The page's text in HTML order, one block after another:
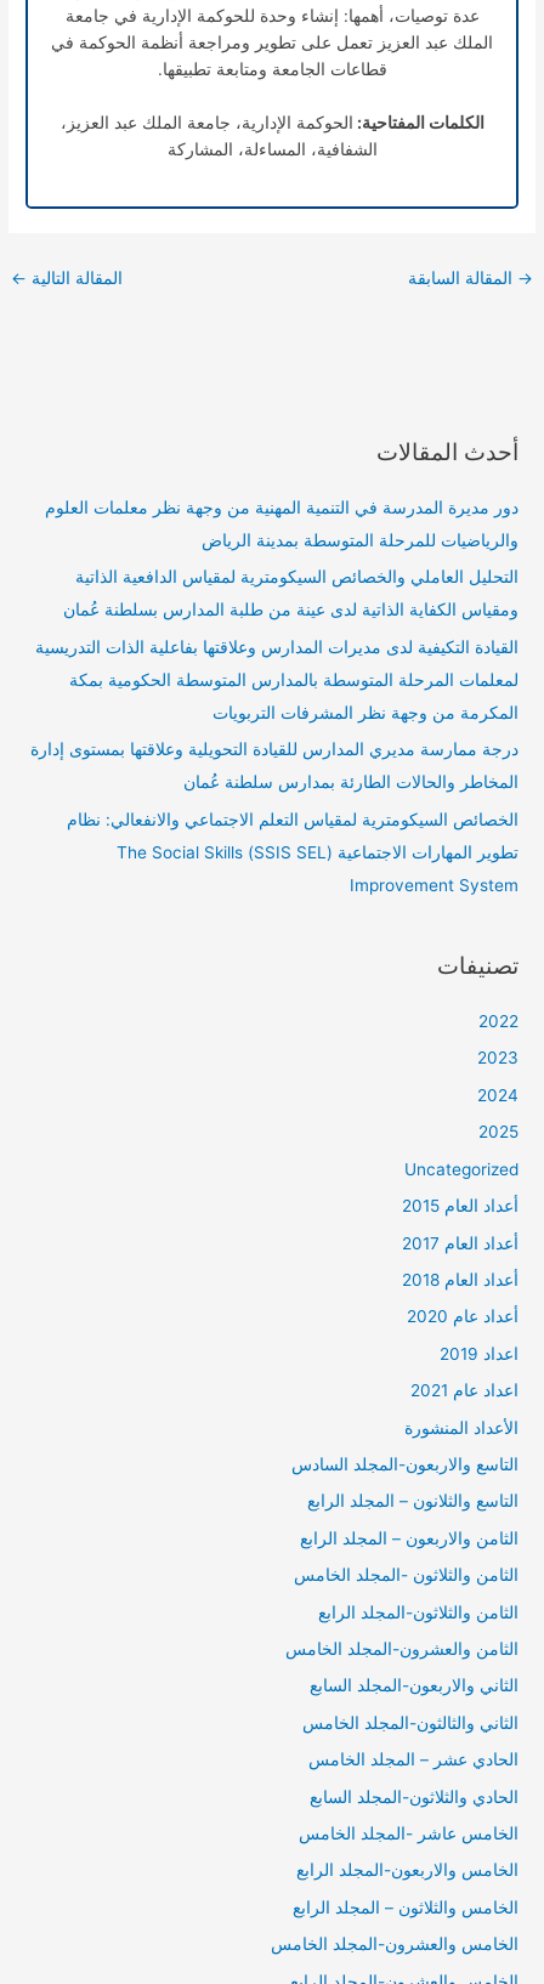
عدة توصيات، أهمها: إنشاء وحدة للحوكمة الإدارية في جامعة
الملك عبد العزيز تعمل على تطوير ومراجعة أنظمة الحوكمة في
قطاعات الجامعة ومتابعة تطبيقها.
الكلمات المفتاحية: الحوكمة الإدارية، جامعة الملك عبد العزيز،
الشفافية، المساءلة، المشاركة
→ المقالة السابقة المقالة التالية ←
أحدث المقالات
دور مديرة المدرسة في التنمية المهنية من وجهة نظر معلمات العلوم
والرياضيات للمرحلة المتوسطة بمدينة الرياض
التحليل العاملي والخصائص السيكومترية لمقياس الدافعية الذاتية
ومقياس الكفاية الذاتية لدى عينة من طلبة المدارس بسلطنة عُمان
القيادة التكيفية لدى مديرات المدارس وعلاقتها بفاعلية الذات التدريسية
لمعلمات المرحلة المتوسطة بالمدارس المتوسطة الحكومية بمكة
المكرمة من وجهة نظر المشرفات التربويات
درجة ممارسة مديري المدارس للقيادة التحويلية وعلاقتها بمستوى إدارة
المخاطر والحالات الطارئة بمدارس سلطنة عُمان
الخصائص السيكومترية لمقياس التعلم الاجتماعي والانفعالي: نظام
تطوير المهارات الاجتماعية (SSIS SEL) The Social Skills
Improvement System
تصنيفات
2022
2023
2024
2025
Uncategorized
أعداد العام 2015
أعداد العام 2017
أعداد العام 2018
أعداد عام 2020
اعداد 2019
اعداد عام 2021
الأعداد المنشورة
التاسع والاربعون-المجلد السادس
التاسع والثلانون – المجلد الرابع
الثامن والاربعون – المجلد الرابع
الثامن والثلاثون -المجلد الخامس
الثامن والثلاثون-المجلد الرابع
الثامن والعشرون-المجلد الخامس
الثاني والاربعون-المجلد السابع
الثاني والثالثون-المجلد الخامس
الحادي عشر – المجلد الخامس
الحادي والثلاثون-المجلد السابع
الخامس عاشر -المجلد الخامس
الخامس والاربعون-المجلد الرابع
الخامس والثلاثون – المجلد الرابع
الخامس والعشرون-المجلد الخامس